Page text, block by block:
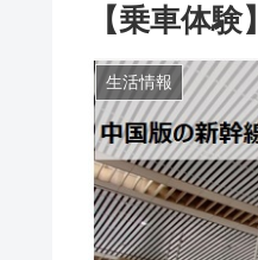
【乗車体
生活情報